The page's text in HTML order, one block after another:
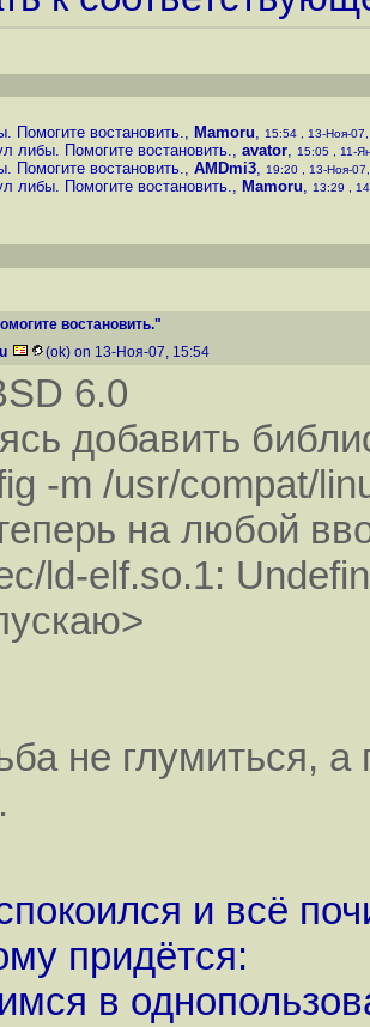
Помогите востановить., Mamoru, 15:54 , 13-Ноя-07,
либы. Помогите востановить., avator, 15:05 , 11-
Помогите востановить., AMDmi3, 19:20 , 13-Ноя-
либы. Помогите востановить., Mamoru, 13:29 ,
востановить."
(ok) on 13-Ноя-07, 15:54
6.0
добавить
-m /usr/compat/
на любой
ld-elf.so.1:
не глумиться, а
и всё
придётся:
в